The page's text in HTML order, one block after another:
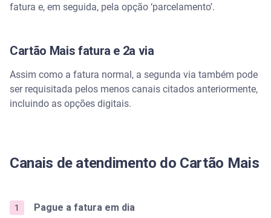
fatura e, em seguida, pela opção ‘parcelamento’.
Cartão Mais fatura e 2a via
Assim como a fatura normal, a segunda via também pode
ser requisitada pelos menos canais citados anteriormente,
incluindo as opções digitais.
Canais de atendimento do Cartão Mais
Pague a fatura em dia